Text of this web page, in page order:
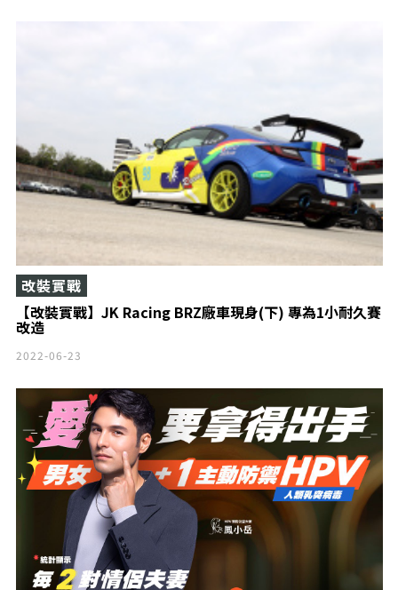
【改裝實戰】JK Racing BRZ廠車現身(下) 專為1小耐久賽
改造
改裝實戰
2022-06-23